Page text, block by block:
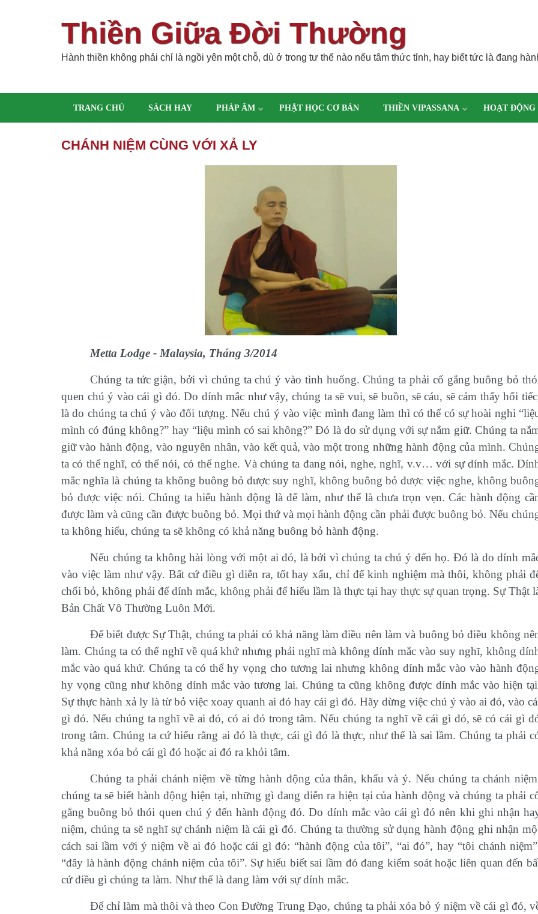
Thiền Giữa Đời Thường
Hành thiền không phải chỉ là ngồi yên một chỗ, dù ở trong tư thế nào nếu tâm thức tỉnh, hay biết tức là đang
TRANG CHỦ SÁCH HAY PHÁP ÂM PHẬT HỌC CƠ BẢN THIỀN VIPASSANA HOẠT ĐỘNG
CHÁNH NIỆM CÙNG VỚI XẢ LY
Metta Lodge - Malaysia, Tháng 3/2014
Chúng ta tức giận, bởi vì chúng ta chú ý vào tình huống. Chúng ta phải cố gắng buông bỏ
quen chú ý vào cái gì đó. Do dính mắc như vậy, chúng ta sẽ vui, sẽ buồn, sẽ cáu, sẽ cảm thấy hối
là do chúng ta chú ý vào đối tượng. Nếu chú ý vào việc mình đang làm thì có thể có sự hoài nghi
mình có đúng không?” hay “liệu mình có sai không?” Đó là do sử dụng với sự nắm giữ. Chúng ta
giữ vào hành động, vào nguyên nhân, vào kết quả, vào một trong những hành động của mình.
ta có thể nghĩ, có thể nói, có thể nghe. Và chúng ta đang nói, nghe, nghĩ, v.v… với sự dính mắc.
mắc nghĩa là chúng ta không buông bỏ được suy nghĩ, không buông bỏ được việc nghe, không
bỏ được việc nói. Chúng ta hiểu hành động là để làm, như thế là chưa trọn vẹn. Các hành động
được làm và cũng cần được buông bỏ. Mọi thứ và mọi hành động cần phải được buông bỏ. Nếu
ta không hiểu, chúng ta sẽ không có khả năng buông bỏ hành động.
Nếu chúng ta không hài lòng với một ai đó, là bởi vì chúng ta chú ý đến họ. Đó là do dính
vào việc làm như vậy. Bất cứ điều gì diễn ra, tốt hay xấu, chỉ để kinh nghiệm mà thôi, không phải
chối bỏ, không phải để dính mắc, không phải để hiểu lầm là thực tại hay thực sự quan trọng. Sự Thật
Bản Chất Vô Thường Luôn Mới.
Để biết được Sự Thật, chúng ta phải có khả năng làm điều nên làm và buông bỏ điều không
làm. Chúng ta có thể nghĩ về quá khứ nhưng phải nghĩ mà không dính mắc vào suy nghĩ, không
mắc vào quá khứ. Chúng ta cóthểhy vọng cho tương lai nhưng không dính mắc vào vào hành
hy vọng cũng như không dính mắc vào tương lai. Chúng ta cũng không được dính mắc vào hiện
Sự thực hành xả ly là từ bỏ việc xoay quanh ai đó hay cái gì đó. Hãy dừng việc chú ý vào ai đó, vào
gì đó. Nếu chúng ta nghĩ về ai đó, có ai đó trong tâm. Nếu chúng ta nghĩ về cái gì đó, sẽ có cái gì
trong tâm. Chúng ta cứ hiểu rằng ai đó là thực, cái gì đó là thực, như thế là sai lầm. Chúng ta phải
khả năng xóa bỏ cái gì đó hoặc ai đó ra khỏi tâm.
Chúng ta phải chánh niệm về từng hành động của thân, khẩu và ý. Nếu chúng ta chánh
chúng ta sẽ biết hành động hiện tại, những gì đang diễn ra hiện tại của hành động và chúng ta phải
gắng buông bỏ thói quen chú ý đến hành động đó. Do dính mắc vào cái gì đó nên khi ghi nhận
niệm, chúng ta sẽ nghĩ sự chánh niệm là cái gì đó. Chúng ta thường sử dụng hành động ghi nhận
cách sai lầm với ý niệm về ai đó hoặc cái gì đó: “hành động của tôi”, “ai đó”, hay “tôi chánh
“đây là hành động chánh niệm của tôi”. Sự hiểu biết sai lầm đó đang kiểm soát hoặc liên quan đến
cứ điều gì chúng ta làm. Như thế là đang làm với sự dính mắc.
Để chỉ làm mà thôi và theo Con Đường Trung Đạo, chúng ta phải xóa bỏ ý niệm về cái gì đó,